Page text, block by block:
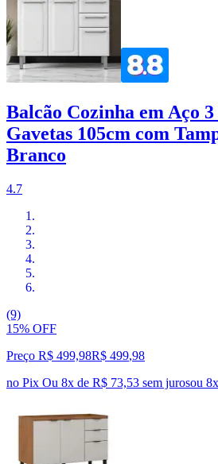
Balcão Cozinha em Aço
Gavetas 105cm com
Branco
4.7
(9)
15% OFF
Preço R$ 499,98R$ 499,98
no Pix Ou 8x de R$ 73,53 sem jurosou 8